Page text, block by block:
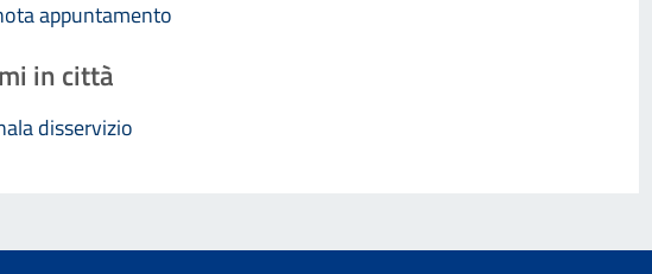
appuntamento
in città
disservizio